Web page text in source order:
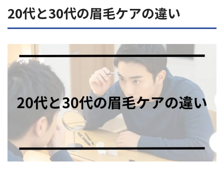
20代と30代の眉毛ケアの違い